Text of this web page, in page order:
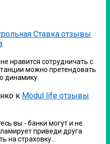
Ставка отзывы
нравится сотрудничать с
можно претендовать
динамику.
к Modul life отзывы
вы - банки могут и не
приведи друга
на страховку…